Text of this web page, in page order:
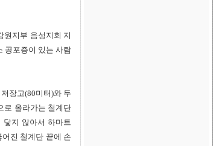
원지부 음성지회 지
공포증이 있는 사람
장고(80미터)와 두
로 올라가는 철계단
닿지 않아서 하마트
진 철계단 끝에 손